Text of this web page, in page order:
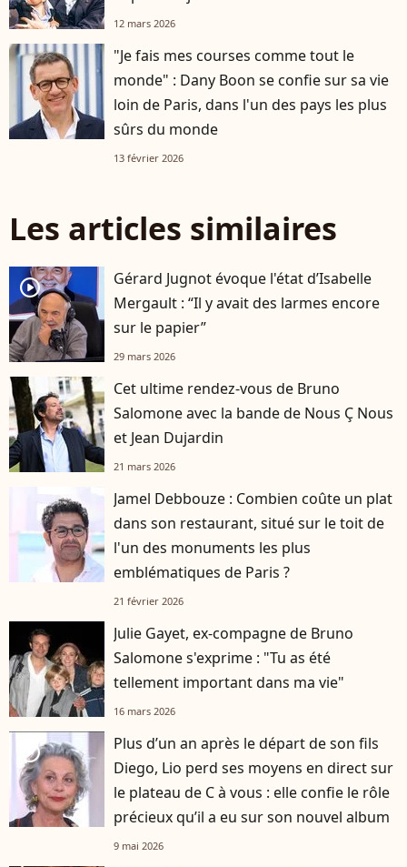
12 mars 2026
"Je fais mes courses comme tout le
monde" : Dany Boon se confie sur sa vie
loin de Paris, dans l'un des pays les plus
sûrs du monde
13 février 2026
Les articles similaires
player2
Gérard Jugnot évoque l'état d’Isabelle
Mergault : “Il y avait des larmes encore
sur le papier”
29 mars 2026
Cet ultime rendez-vous de Bruno
Salomone avec la bande de Nous Ç Nous
et Jean Dujardin
21 mars 2026
Jamel Debbouze : Combien coûte un plat
dans son restaurant, situé sur le toit de
l'un des monuments les plus
emblématiques de Paris ?
21 février 2026
Julie Gayet, ex-compagne de Bruno
Salomone s'exprime : "Tu as été
tellement important dans ma vie"
16 mars 2026
player2
Plus d’un an après le départ de son fils
Diego, Lio perd ses moyens en direct sur
le plateau de C à vous : elle confie le rôle
précieux qu’il a eu sur son nouvel album
9 mai 2026